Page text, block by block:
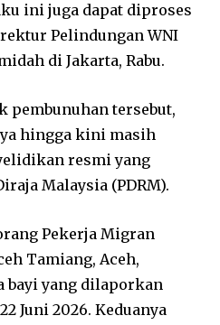
ini juga dapat diproses
Pelindungan WNI
di Jakarta, Rabu.
pembunuhan tersebut,
hingga kini masih
resmi yang
Malaysia (PDRM).
Pekerja Migran
Tamiang, Aceh,
bayi yang dilaporkan
Juni 2026. Keduanya